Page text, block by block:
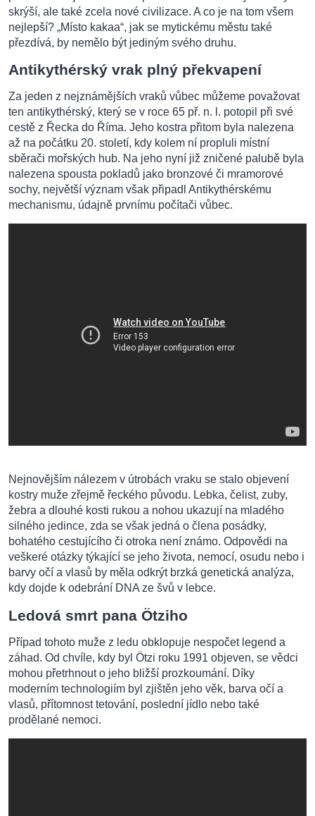
skrýší, ale také zcela nové civilizace. A co je na tom všem
nejlepší? „Místo kakaa“, jak se mytickému městu také
přezdívá, by nemělo být jediným svého druhu.
Antikythérský vrak plný překvapení
Za jeden z nejznámějších vraků vůbec můžeme považovat
ten antikythérský, který se v roce 65 př. n. l. potopil při své
cestě z Řecka do Říma. Jeho kostra přitom byla nalezena
až na počátku 20. století, kdy kolem ní propluli místní
sběrači mořských hub. Na jeho nyní již zničené palubě byla
nalezena spousta pokladů jako bronzové či mramorové
sochy, největší význam však připadl Antikythérskému
mechanismu, údajně prvnímu počítači vůbec.
Nejnovějším nálezem v útrobách vraku se stalo objevení
kostry muže zřejmě řeckého původu. Lebka, čelist, zuby,
žebra a dlouhé kosti rukou a nohou ukazují na mladého
silného jedince, zda se však jedná o člena posádky,
bohatého cestujícího či otroka není známo. Odpovědi na
veškeré otázky týkající se jeho života, nemocí, osudu nebo i
barvy očí a vlasů by měla odkrýt brzká genetická analýza,
kdy dojde k odebrání DNA ze švů v lebce.
Ledová smrt pana Ötziho
Případ tohoto muže z ledu obklopuje nespočet legend a
záhad. Od chvíle, kdy byl Ötzi roku 1991 objeven, se vědci
mohou přetrhnout o jeho bližší prozkoumání. Díky
moderním technologiím byl zjištěn jeho věk, barva očí a
vlasů, přítomnost tetování, poslední jídlo nebo také
prodělané nemoci.